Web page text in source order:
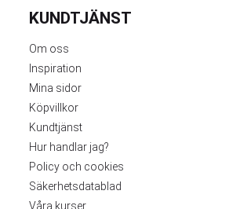
KUNDTJÄNST
Om oss
Inspiration
Mina sidor
Köpvillkor
Kundtjänst
Hur handlar jag?
Policy och cookies
Säkerhetsdatablad
Våra kurser